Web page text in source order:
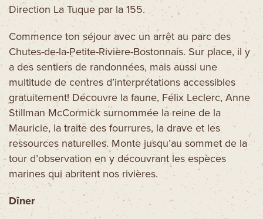
Ski La Tuque
Concours
Infos pratiques
Nous joindre
Direction La Tuque par la 155.
Commence ton séjour avec un arrêt au parc des
Chutes-de-la-Petite-Rivière-Bostonnais. Sur place, il y
a des sentiers de randonnées, mais aussi une
multitude de centres d’interprétations accessibles
gratuitement! Découvre la faune, Félix Leclerc, Anne
Stillman McCormick surnommée la reine de la
Mauricie, la traite des fourrures, la drave et les
ressources naturelles. Monte jusqu’au sommet de la
tour d’observation en y découvrant les espèces
marines qui abritent nos rivières.
Dîner